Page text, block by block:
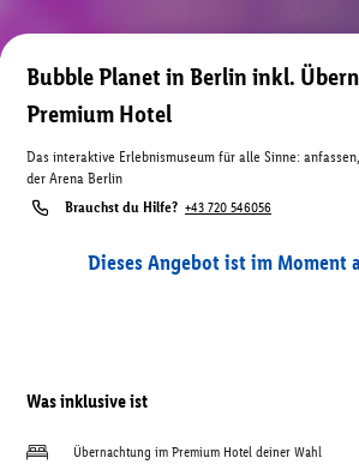
Bubble Planet in Berlin inkl.
Premium Hotel
Das interaktive Erlebnismuseum für alle Sinne:
der Arena Berlin
Brauchst du Hilfe? +43 720 546056
Dieses Angebot ist im Moment
Was inklusive ist
Übernachtung im Premium Hotel deiner Wahl